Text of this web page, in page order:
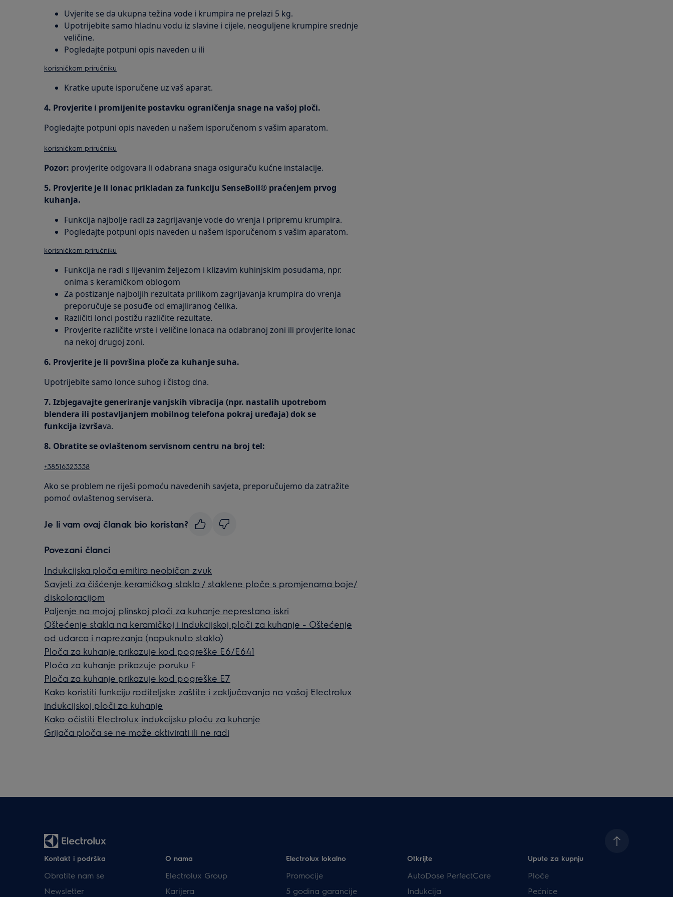
Uvjerite se da ukupna težina vode i krumpira ne prelazi 5 kg.
Upotrijebite samo hladnu vodu iz slavine i cijele, neoguljene krumpire srednje
veličine.
Pogledajte potpuni opis naveden u ili
korisničkom priručniku
Kratke upute isporučene uz vaš aparat.
4. Provjerite i promijenite postavku ograničenja snage na vašoj ploči.
Pogledajte potpuni opis naveden u našem isporučenom s vašim aparatom.
korisničkom priručniku
Pozor: provjerite odgovara li odabrana snaga osiguraču kućne instalacije.
5. Provjerite je li lonac prikladan za funkciju SenseBoil® praćenjem prvog
kuhanja.
Funkcija najbolje radi za zagrijavanje vode do vrenja i pripremu krumpira.
Pogledajte potpuni opis naveden u našem isporučenom s vašim aparatom.
korisničkom priručniku
Funkcija ne radi s lijevanim željezom i klizavim kuhinjskim posudama, npr.
onima s keramičkom oblogom
Za postizanje najboljih rezultata prilikom zagrijavanja krumpira do vrenja
preporučuje se posuđe od emajliranog čelika.
Različiti lonci postižu različite rezultate.
Provjerite različite vrste i veličine lonaca na odabranoj zoni ili provjerite lonac
na nekoj drugoj zoni.
6. Provjerite je li površina ploče za kuhanje suha.
Upotrijebite samo lonce suhog i čistog dna.
7. Izbjegavajte generiranje vanjskih vibracija (npr. nastalih upotrebom
blendera ili postavljanjem mobilnog telefona pokraj uređaja) dok se
funkcija izvršava.
8. Obratite se ovlaštenom servisnom centru na broj tel:
+38516323338
Ako se problem ne riješi pomoću navedenih savjeta, preporučujemo da zatražite
pomoć ovlaštenog servisera.
Je li vam ovaj članak bio koristan?
Povezani članci
Indukcijska ploča emitira neobičan zvuk
Savjeti za čišćenje keramičkog stakla / staklene ploče s promjenama boje/
diskoloracijom
Paljenje na mojoj plinskoj ploči za kuhanje neprestano iskri
Oštećenje stakla na keramičkoj i indukcijskoj ploči za kuhanje - Oštećenje
od udarca i naprezanja (napuknuto staklo)
Ploča za kuhanje prikazuje kod pogreške E6/E641
Ploča za kuhanje prikazuje poruku F
Ploča za kuhanje prikazuje kod pogreške E7
Kako koristiti funkciju roditeljske zaštite i zaključavanja na vašoj Electrolux
indukcijskoj ploči za kuhanje
Kako očistiti Electrolux indukcijsku ploču za kuhanje
Grijača ploča se ne može aktivirati ili ne radi
Kontakt i podrška
Obratite nam se
Newsletter
O nama
Electrolux Group
Karijera
Electrolux lokalno
Promocije
5 godina garancije
Otkrijte
AutoDose PerfectCare
Indukcija
Upute za kupnju
Ploče
Pećnice